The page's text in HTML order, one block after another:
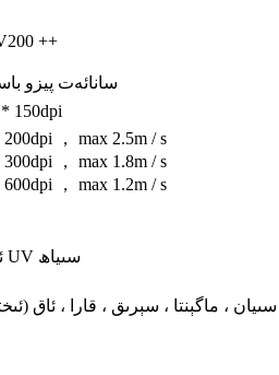
++
سانائەت پيزو
150dpi
， max 2.5m / s
， max 1.8m / s
， max 1.2m / s
ئالاھىدە UV سىياھ
سىيان ، ماگېنتا ، سېرىق ، قارا ، ئاق